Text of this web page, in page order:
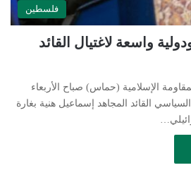
فلسطين
واسعة لاغتيال القائد
الإسلامية (حماس) صباح الأربعاء
القائد المجاهد إسماعيل هنية بغارة